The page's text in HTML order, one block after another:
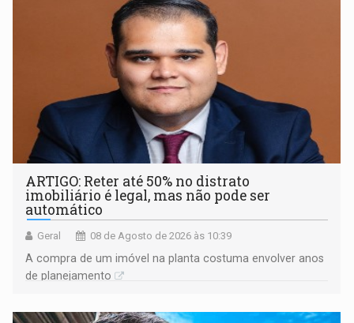
ARTIGO: Reter até 50% no distrato
imobiliário é legal, mas não pode ser
automático
Geral 08 de Agosto de 2026 às 10:39
A compra de um imóvel na planta costuma envolver anos
de planejamento